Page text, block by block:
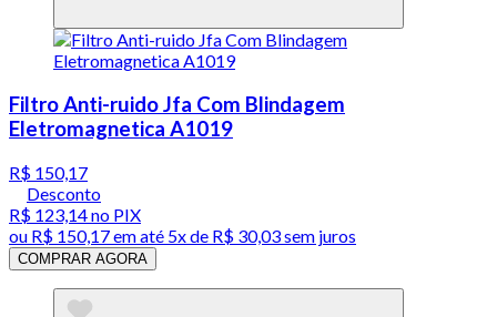
Filtro Anti-ruido Jfa Com Blindagem
Eletromagnetica A1019
R$ 150,17
Desconto
R$ 123,14no PIX
ou R$ 150,17em até 5x de R$ 30,03 sem juros
COMPRAR AGORA